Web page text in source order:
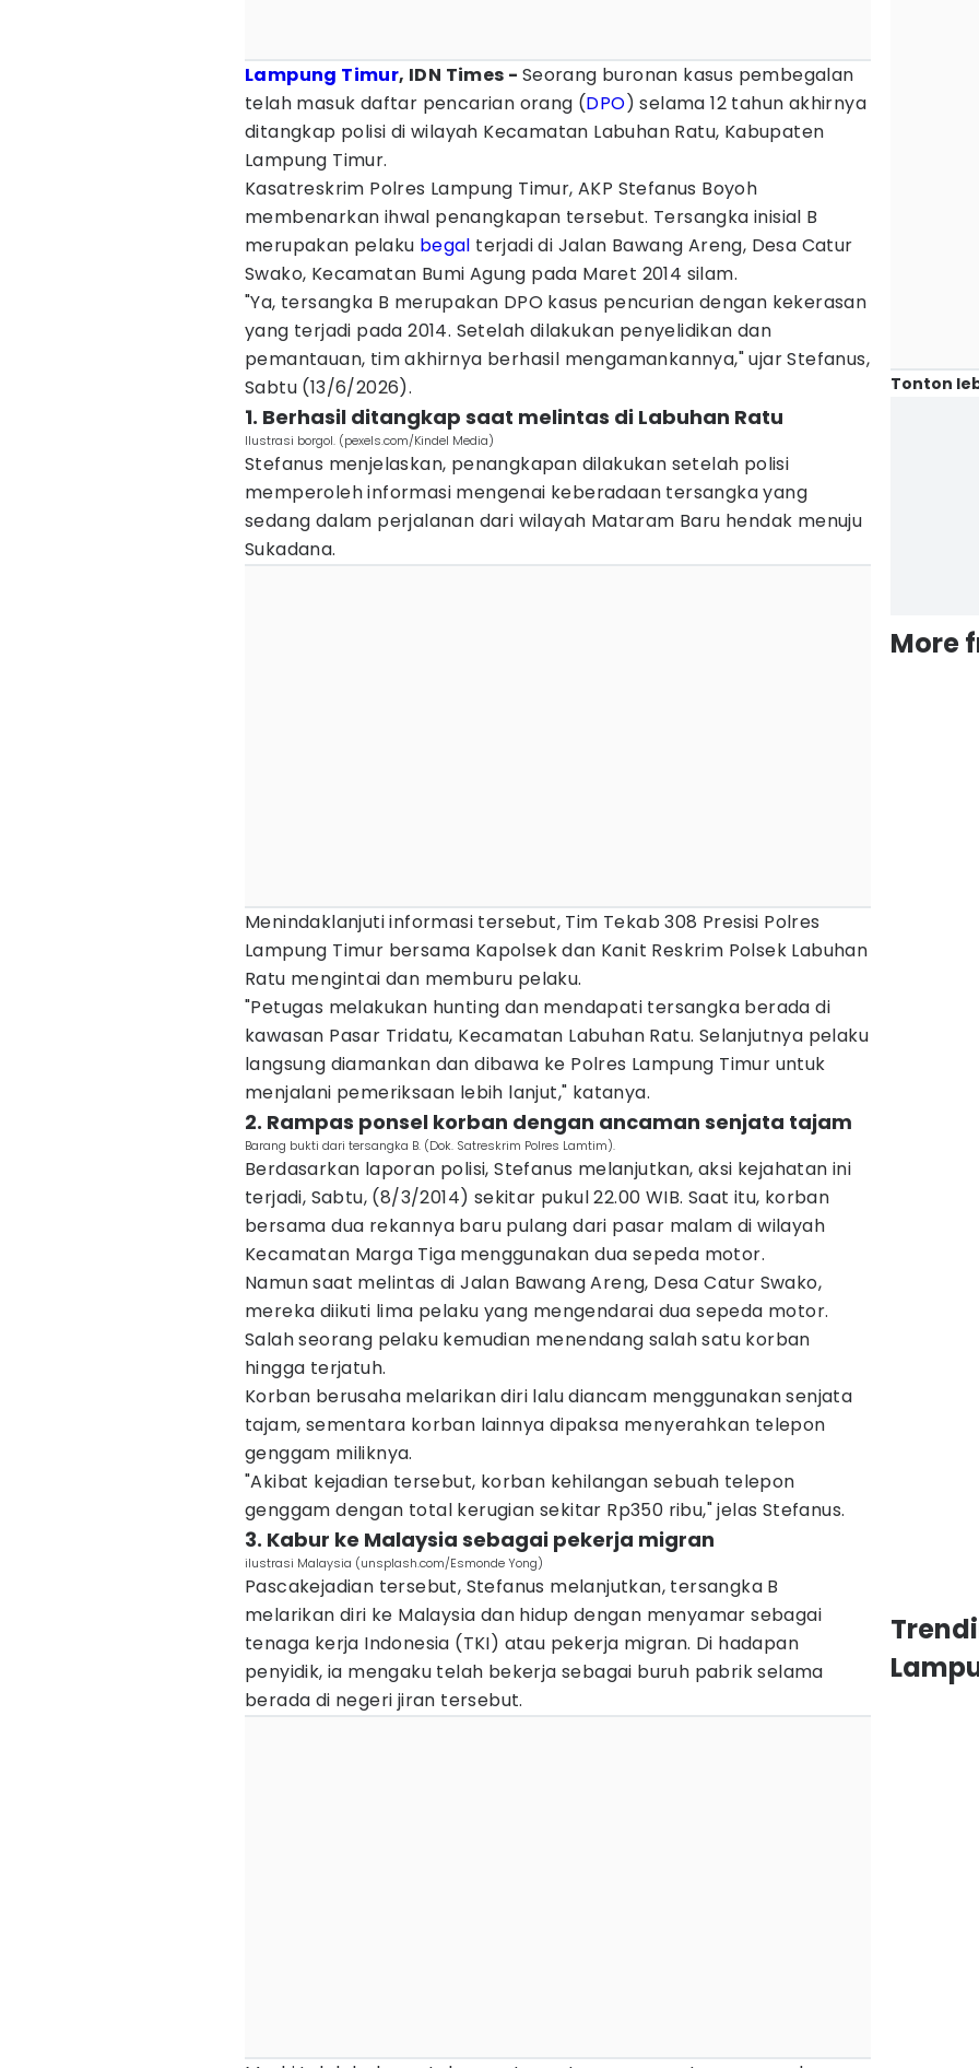
Lampung Timur, IDN Times - Seorang buronan kasus pembegalan
telah masuk daftar pencarian orang (DPO) selama 12 tahun akhirnya
ditangkap polisi di wilayah Kecamatan Labuhan Ratu, Kabupaten
Lampung Timur.
Kasatreskrim Polres Lampung Timur, AKP Stefanus Boyoh
membenarkan ihwal penangkapan tersebut. Tersangka inisial B
merupakan pelaku begal terjadi di Jalan Bawang Areng, Desa Catur
Swako, Kecamatan Bumi Agung pada Maret 2014 silam.
"Ya, tersangka B merupakan DPO kasus pencurian dengan kekerasan
yang terjadi pada 2014. Setelah dilakukan penyelidikan dan
pemantauan, tim akhirnya berhasil mengamankannya," ujar Stefanus,
Sabtu (13/6/2026).
1. Berhasil ditangkap saat melintas di Labuhan Ratu
Ilustrasi borgol. (pexels.com/Kindel Media)
Stefanus menjelaskan, penangkapan dilakukan setelah polisi
memperoleh informasi mengenai keberadaan tersangka yang
sedang dalam perjalanan dari wilayah Mataram Baru hendak menuju
Sukadana.
Menindaklanjuti informasi tersebut, Tim Tekab 308 Presisi Polres
Lampung Timur bersama Kapolsek dan Kanit Reskrim Polsek Labuhan
Ratu mengintai dan memburu pelaku.
"Petugas melakukan hunting dan mendapati tersangka berada di
kawasan Pasar Tridatu, Kecamatan Labuhan Ratu. Selanjutnya pelaku
langsung diamankan dan dibawa ke Polres Lampung Timur untuk
menjalani pemeriksaan lebih lanjut," katanya.
2. Rampas ponsel korban dengan ancaman senjata tajam
Barang bukti dari tersangka B. (Dok. Satreskrim Polres Lamtim).
Berdasarkan laporan polisi, Stefanus melanjutkan, aksi kejahatan ini
terjadi, Sabtu, (8/3/2014) sekitar pukul 22.00 WIB. Saat itu, korban
bersama dua rekannya baru pulang dari pasar malam di wilayah
Kecamatan Marga Tiga menggunakan dua sepeda motor.
Namun saat melintas di Jalan Bawang Areng, Desa Catur Swako,
mereka diikuti lima pelaku yang mengendarai dua sepeda motor.
Salah seorang pelaku kemudian menendang salah satu korban
hingga terjatuh.
Korban berusaha melarikan diri lalu diancam menggunakan senjata
tajam, sementara korban lainnya dipaksa menyerahkan telepon
genggam miliknya.
"Akibat kejadian tersebut, korban kehilangan sebuah telepon
genggam dengan total kerugian sekitar Rp350 ribu," jelas Stefanus.
3. Kabur ke Malaysia sebagai pekerja migran
ilustrasi Malaysia (unsplash.com/Esmonde Yong)
Pascakejadian tersebut, Stefanus melanjutkan, tersangka B
melarikan diri ke Malaysia dan hidup dengan menyamar sebagai
tenaga kerja Indonesia (TKI) atau pekerja migran. Di hadapan
penyidik, ia mengaku telah bekerja sebagai buruh pabrik selama
berada di negeri jiran tersebut.
Tonton
More